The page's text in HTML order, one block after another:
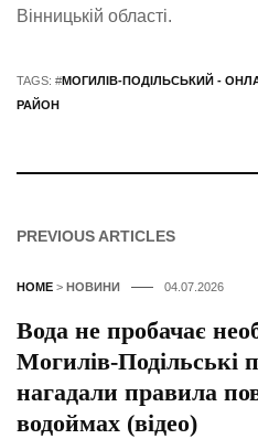
Вінницькій області.
TAGS: #МОГИЛІВ-ПОДІЛЬСЬКИЙ -
РАЙОН
PREVIOUS ARTICLES
HOME > НОВИНИ 04.07.2026
Вода не пробачає
Могилів-Подільські
нагадали правила
водоймах (відео)